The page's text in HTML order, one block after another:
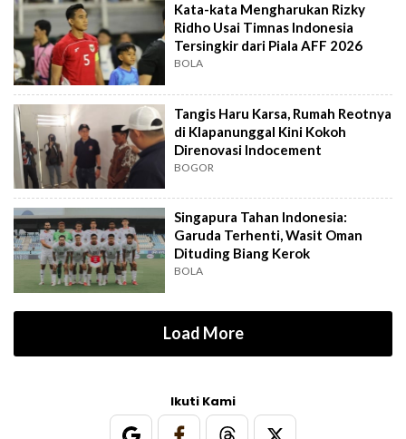
Kata-kata Mengharukan Rizky
Ridho Usai Timnas Indonesia
Tersingkir dari Piala AFF 2026
BOLA
Tangis Haru Karsa, Rumah Reotnya
di Klapanunggal Kini Kokoh
Direnovasi Indocement
BOGOR
Singapura Tahan Indonesia:
Garuda Terhenti, Wasit Oman
Dituding Biang Kerok
BOLA
Load More
Ikuti Kami